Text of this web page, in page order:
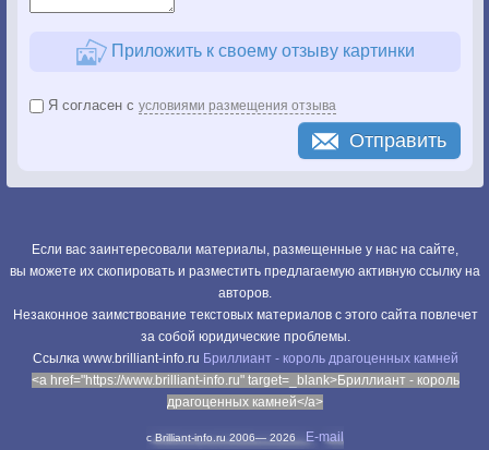
Приложить к своему отзыву картинки
Я согласен с условиями размещения отзыва
Отправить
Если вас заинтересовали материалы, размещенные у нас на сайте,
вы можете их скопировать и разместить предлагаемую активную ссылку на
авторов.
Незаконное заимствование текстовых материалов с этого сайта повлечет
за собой юридические проблемы.
Cсылка www.brilliant-info.ru Бриллиант - король драгоценных камней
<a href="https://www.brilliant-info.ru" target=_blank>Бриллиант - король
драгоценных камней</a>
c Brilliant-info.ru 2006— 2026 E-mail